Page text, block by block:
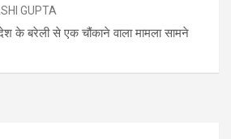
GUPTA
के बरेली से एक चौंकाने वाला मामला सामने